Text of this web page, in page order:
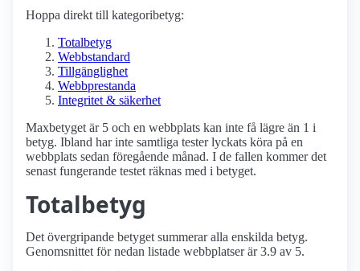
Hoppa direkt till kategoribetyg:
Totalbetyg
Webbstandard
Tillgänglighet
Webbprestanda
Integritet & säkerhet
Maxbetyget är 5 och en webbplats kan inte få lägre än 1 i
betyg. Ibland har inte samtliga tester lyckats köra på en
webbplats sedan föregående månad. I de fallen kommer det
senast fungerande testet räknas med i betyget.
Totalbetyg
Det övergripande betyget summerar alla enskilda betyg.
Genomsnittet för nedan listade webbplatser är 3.9 av 5.